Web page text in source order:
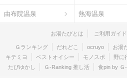
由布院温泉 熱海温泉
お湯たびとは ご利用ガイド
Ｇランキング だれどこ ocruyo お湯
キテミヨ
ベストオイシー モノスポ 野に
たびゆかし
Ｇ-Ranking 推し活 食pin by Ｇ